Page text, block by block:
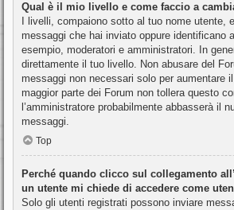
Qual è il mio livello e come faccio a
I livelli, compaiono sotto al tuo nome utente,
messaggi che hai inviato oppure identificano
esempio, moderatori e amministratori. In
direttamente il tuo livello. Non abusare del
messaggi non necessari solo per aumentare
maggior parte dei Forum non tollera questo
l’amministratore probabilmente abbasserà il
messaggi.
Top
Perché quando clicco sul collegamento
un utente mi chiede di accedere come
Solo gli utenti registrati possono inviare